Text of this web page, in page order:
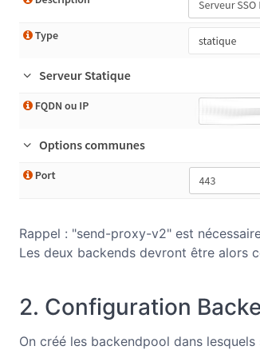
Rappel : "send-proxy-v2" est
Les deux backends devront être alors
2. Configuration
On créé les backendpool dans